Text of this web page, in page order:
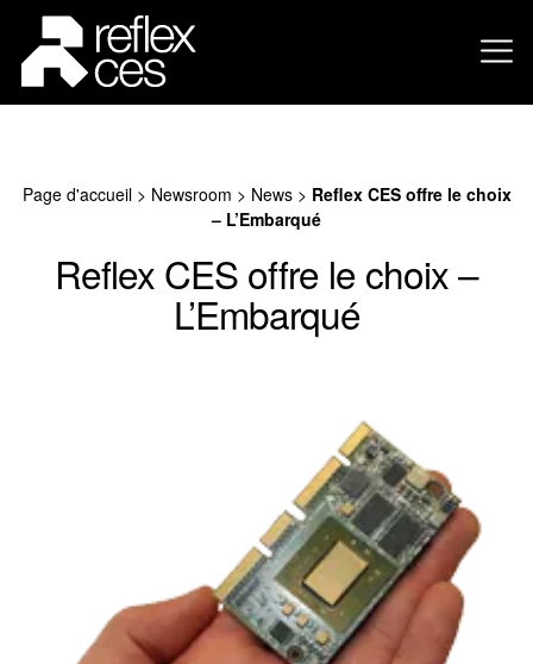
Page d'accueil> Newsroom > News> Reflex CES offre le choix
– L’Embarqué
Reflex CES offre le choix –
L’Embarqué